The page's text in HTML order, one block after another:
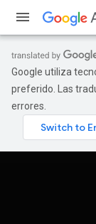
Google utiliza
preferido. Las
errores.